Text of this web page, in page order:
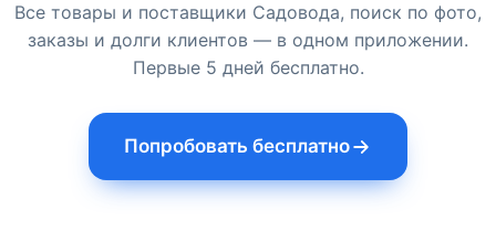
Все товары и поставщики Садовода, поиск по фото,
заказы и долги клиентов — в одном приложении.
Первые 5 дней бесплатно.
Попробовать бесплатно